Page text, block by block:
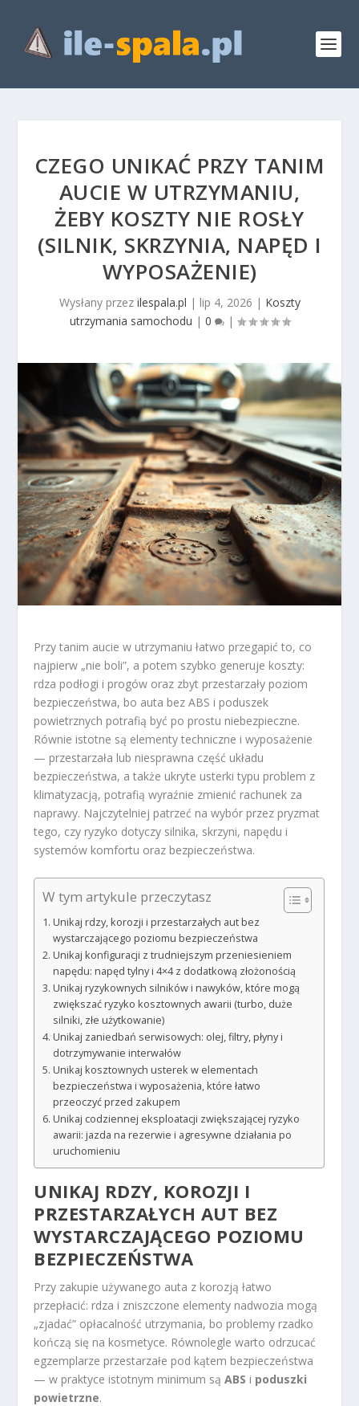
CZEGO UNIKAĆ PRZY TANIM
AUCIE W UTRZYMANIU,
ŻEBY KOSZTY NIE ROSŁY
(SILNIK, SKRZYNIA, NAPĘD I
WYPOSAŻENIE)
Wysłany przez ilespala.pl | lip 4, 2026 | Koszty
utrzymania samochodu | 0 |
Przy tanim aucie w utrzymaniu łatwo przegapić to, co
najpierw „nie boli”, a potem szybko generuje koszty:
rdza podłogi i progów oraz zbyt przestarzały poziom
bezpieczeństwa, bo auta bez ABS i poduszek
powietrznych potrafią być po prostu niebezpieczne.
Równie istotne są elementy techniczne i wyposażenie
— przestarzała lub niesprawna część układu
bezpieczeństwa, a także ukryte usterki typu problem z
klimatyzacją, potrafią wyraźnie zmienić rachunek za
naprawy. Najczytelniej patrzeć na wybór przez pryzmat
tego, czy ryzyko dotyczy silnika, skrzyni, napędu i
systemów komfortu oraz bezpieczeństwa.
W tym artykule przeczytasz
Unikaj rdzy, korozji i przestarzałych aut bez
wystarczającego poziomu bezpieczeństwa
Unikaj konfiguracji z trudniejszym przeniesieniem
napędu: napęd tylny i 4×4 z dodatkową złożonością
Unikaj ryzykownych silników i nawyków, które mogą
zwiększać ryzyko kosztownych awarii (turbo, duże
silniki, złe użytkowanie)
Unikaj zaniedbań serwisowych: olej, filtry, płyny i
dotrzymywanie interwałów
Unikaj kosztownych usterek w elementach
bezpieczeństwa i wyposażenia, które łatwo
przeoczyć przed zakupem
Unikaj codziennej eksploatacji zwiększającej ryzyko
awarii: jazda na rezerwie i agresywne działania po
uruchomieniu
UNIKAJ RDZY, KOROZJI I
PRZESTARZAŁYCH AUT BEZ
WYSTARCZAJĄCEGO POZIOMU
BEZPIECZEŃSTWA
Przy zakupie używanego auta z korozją łatwo
przepłacić: rdza i zniszczone elementy nadwozia mogą
„zjadać” opłacalność utrzymania, bo problemy rzadko
kończą się na kosmetyce. Równolegle warto odrzucać
egzemplarze przestarzałe pod kątem bezpieczeństwa
— w praktyce istotnym minimum sąABS i poduszki
powietrzne.